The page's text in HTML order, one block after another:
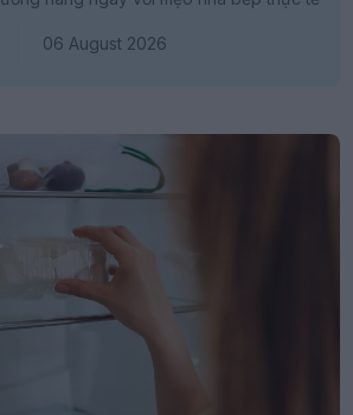
06 August 2026